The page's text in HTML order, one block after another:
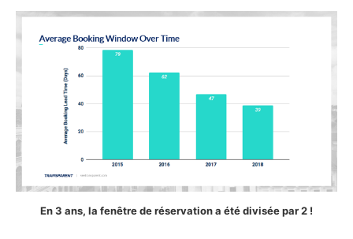
En 3 ans, la fenêtre de réservation a été divisée par 2 !